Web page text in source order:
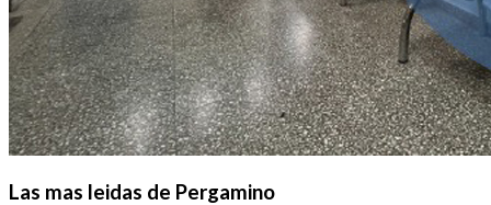
Las mas leidas de Pergamino